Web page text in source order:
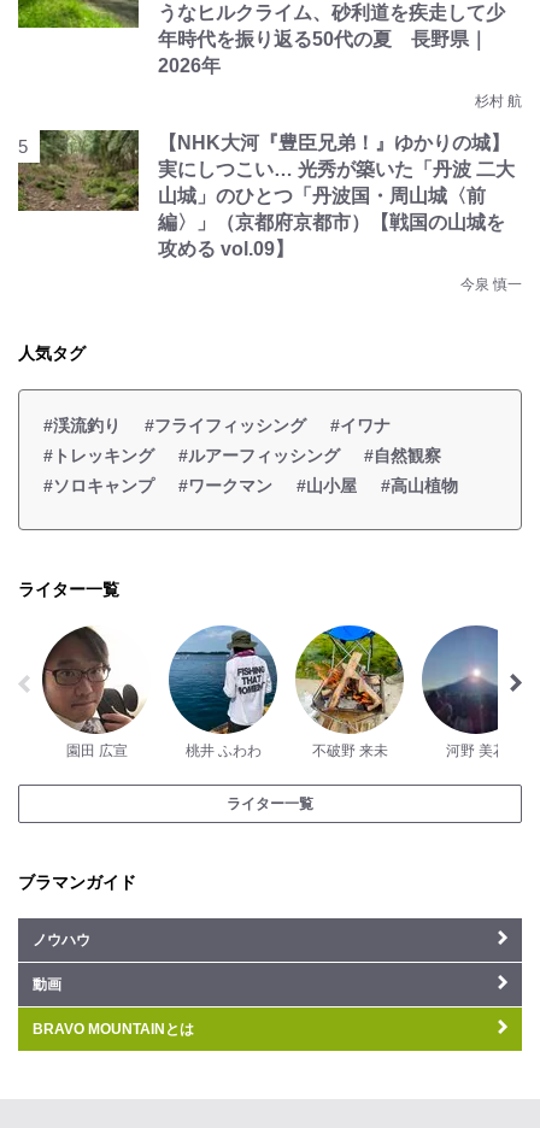
うなヒルクライム、砂利道を疾走して少
年時代を振り返る50代の夏 長野県｜
2026年
杉村 航
【NHK大河『豊臣兄弟！』ゆかりの城】
実にしつこい… 光秀が築いた「丹波 二大
山城」のひとつ「丹波国・周山城〈前
編〉」（京都府京都市）【戦国の山城を
攻める vol.09】
今泉 慎一
人気タグ
#渓流釣り #フライフィッシング
#イワナ
#トレッキング
#ルアーフィッシング
#自然観察
#ソロキャンプ
#ワークマン #山小屋 #高山植物
ライター一覧
園田 広宣 桃井 ふわわ 不破野 来未 河野 美花
ライター一覧
ブラマンガイド
ノウハウ
動画
BRAVO MOUNTAINとは